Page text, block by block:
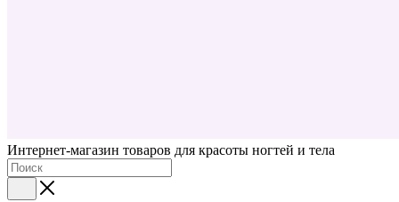
Интернет-магазин товаров для красоты ногтей и тела